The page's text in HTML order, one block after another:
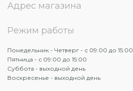
Адрес магазина
Режим работы
Понедельник - Четверг - с 09:00 до 15:00
Пятница - с 09:00 до 15:00
Суббота - выходной день
Воскресенье - выходной день